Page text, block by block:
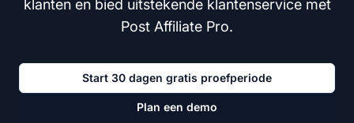
klanten en bied uitstekende klantenservice met
Post Affiliate Pro.
Start 30 dagen gratis proefperiode
Plan een demo